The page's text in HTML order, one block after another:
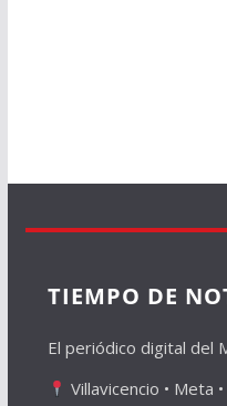
TIEMPO DE
El periódico digital del
Villavicencio • Meta